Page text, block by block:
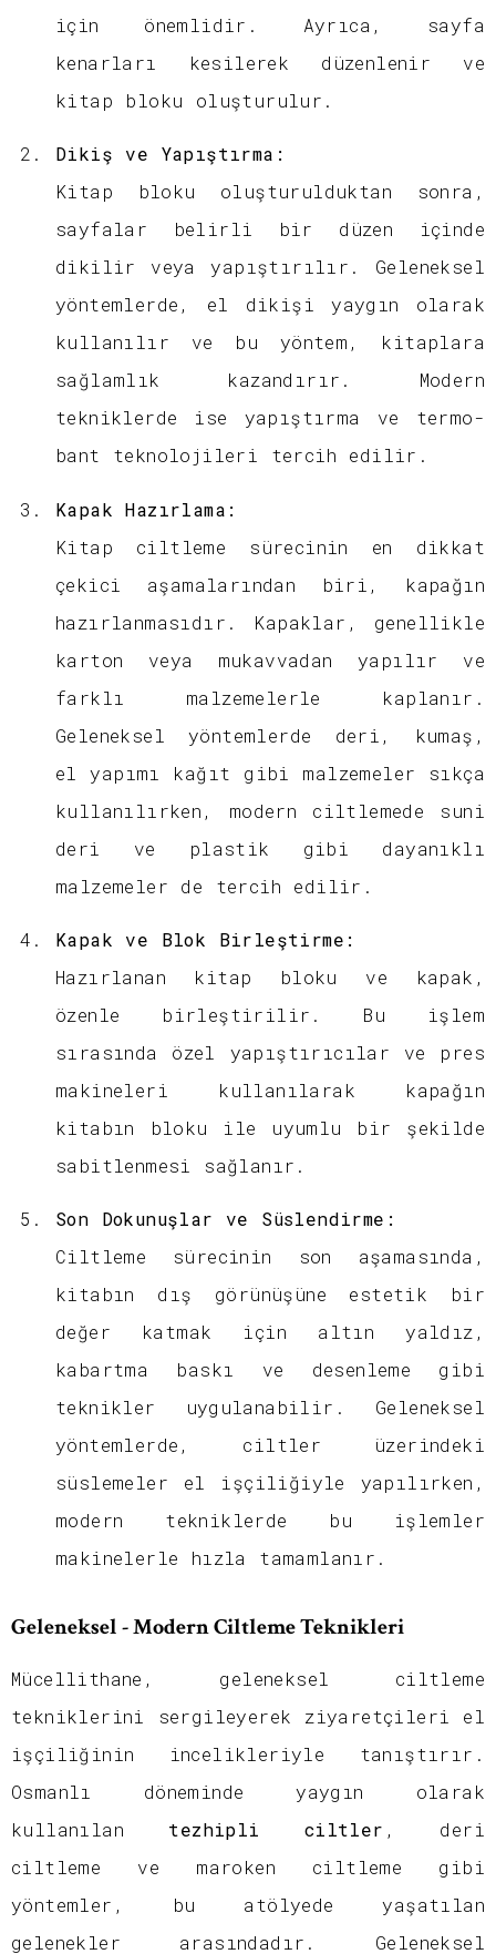
için önemlidir. Ayrıca, sayfa
kenarları kesilerek düzenlenir ve
kitap bloku oluşturulur.
Dikiş ve Yapıştırma:
Kitap bloku oluşturulduktan sonra,
sayfalar belirli bir düzen içinde
dikilir veya yapıştırılır. Geleneksel
yöntemlerde, el dikişi yaygın olarak
kullanılır ve bu yöntem, kitaplara
sağlamlık kazandırır. Modern
tekniklerde ise yapıştırma ve termo-
bant teknolojileri tercih edilir.
Kapak Hazırlama:
Kitap ciltleme sürecinin en dikkat
çekici aşamalarından biri, kapağın
hazırlanmasıdır. Kapaklar, genellikle
karton veya mukavvadan yapılır ve
farklı malzemelerle kaplanır.
Geleneksel yöntemlerde deri, kumaş,
el yapımı kağıt gibi malzemeler sıkça
kullanılırken, modern ciltlemede suni
deri ve plastik gibi dayanıklı
malzemeler de tercih edilir.
Kapak ve Blok Birleştirme:
Hazırlanan kitap bloku ve kapak,
özenle birleştirilir. Bu işlem
sırasında özel yapıştırıcılar ve pres
makineleri kullanılarak kapağın
kitabın bloku ile uyumlu bir şekilde
sabitlenmesi sağlanır.
Son Dokunuşlar ve Süslendirme:
Ciltleme sürecinin son aşamasında,
kitabın dış görünüşüne estetik bir
değer katmak için altın yaldız,
kabartma baskı ve desenleme gibi
teknikler uygulanabilir. Geleneksel
yöntemlerde, ciltler üzerindeki
süslemeler el işçiliğiyle yapılırken,
modern tekniklerde bu işlemler
makinelerle hızla tamamlanır.
Geleneksel - Modern Ciltleme Teknikleri
Mücellithane, geleneksel ciltleme
tekniklerini sergileyerek ziyaretçileri el
işçiliğinin incelikleriyle tanıştırır.
Osmanlı döneminde yaygın olarak
kullanılan tezhipli ciltler , deri
ciltleme ve maroken ciltleme gibi
yöntemler, bu atölyede yaşatılan
gelenekler arasındadır. Geleneksel